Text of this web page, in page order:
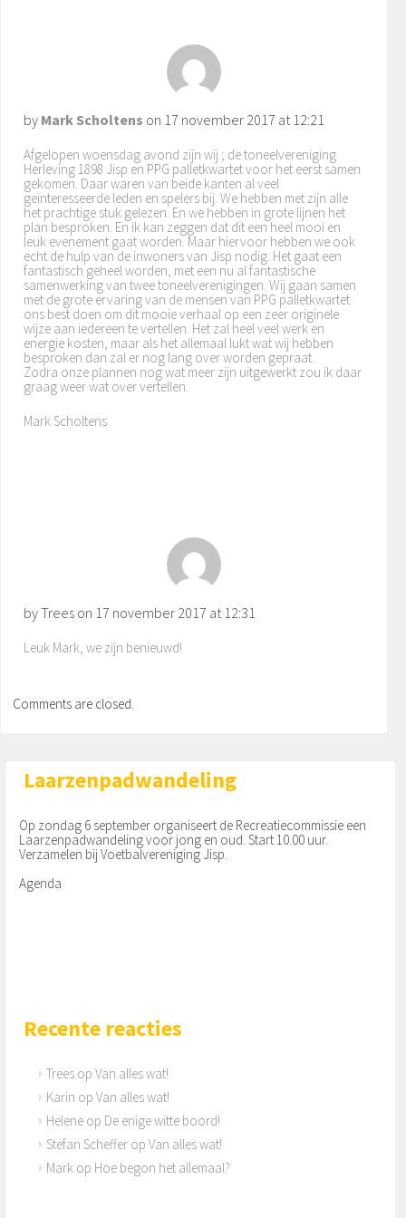
by Mark Scholtens on 17 november 2017 at 12:21
Afgelopen woensdag avond zijn wij ; de toneelvereniging
Herleving 1898 Jisp en PPG palletkwartet voor het eerst samen
gekomen. Daar waren van beide kanten al veel
geïnteresseerde leden en spelers bij. We hebben met zijn alle
het prachtige stuk gelezen. En we hebben in grote lijnen het
plan besproken. En ik kan zeggen dat dit een heel mooi en
leuk evenement gaat worden. Maar hiervoor hebben we ook
echt de hulp van de inwoners van Jisp nodig. Het gaat een
fantastisch geheel worden, met een nu al fantastische
samenwerking van twee toneelverenigingen. Wij gaan samen
met de grote ervaring van de mensen van PPG palletkwartet
ons best doen om dit mooie verhaal op een zeer originele
wijze aan iedereen te vertellen. Het zal heel veel werk en
energie kosten, maar als het allemaal lukt wat wij hebben
besproken dan zal er nog lang over worden gepraat.
Zodra onze plannen nog wat meer zijn uitgewerkt zou ik daar
graag weer wat over vertellen.
Mark Scholtens
by Trees on 17 november 2017 at 12:31
Leuk Mark, we zijn benieuwd!
Comments are closed.
Laarzenpadwandeling
Op zondag 6 september organiseert de Recreatiecommissie een
Laarzenpadwandeling voor jong en oud. Start 10.00 uur.
Verzamelen bij Voetbalvereniging Jisp.
Agenda
Recente reacties
Trees opVan alles wat!
Karin opVan alles wat!
Helene op De enige witte boord!
Stefan Scheffer opVan alles wat!
Mark op Hoe begon het allemaal?